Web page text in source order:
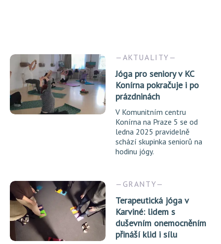
AKTUALITY
Jóga pro seniory v KC
Konírna pokračuje i po
prázdninách
V Komunitním centru
Konírna na Praze 5 se od
ledna 2025 pravidelně
schází skupinka seniorů na
hodinu jógy.
GRANTY
Terapeutická jóga v
Karviné: lidem s
duševním onemocněním
přináší klid i sílu